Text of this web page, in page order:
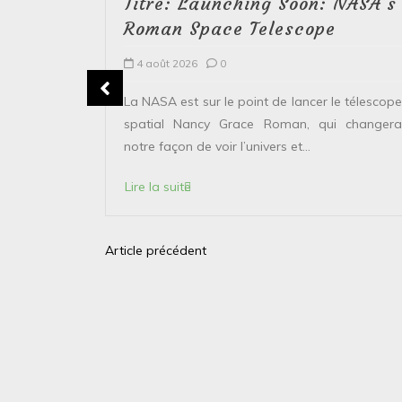
Roman Space Telescope
4 août 2026 0
La NASA est sur le point de lancer le télescope
spatial Nancy Grace Roman, qui changera
notre façon de voir l’univers et...
Lire la suite
N
Article précédent